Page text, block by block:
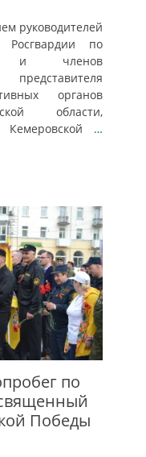
руководителей
Росгвардии по
и членов
представителя
органов
области,
Кемеровской …
по
Победы